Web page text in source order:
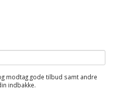
modtag gode tilbud samt andre
indbakke.